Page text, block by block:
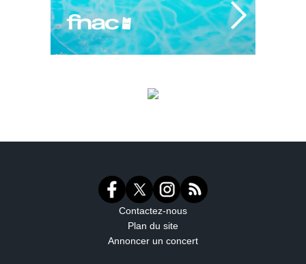
Contactez-nous
Plan du site
Annoncer un concert